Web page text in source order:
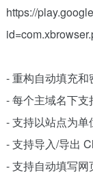
https://
- 重构自动填充
- 每个主域名下
- 支持以站点为
- 支持导入/导出
- 支持自动填写